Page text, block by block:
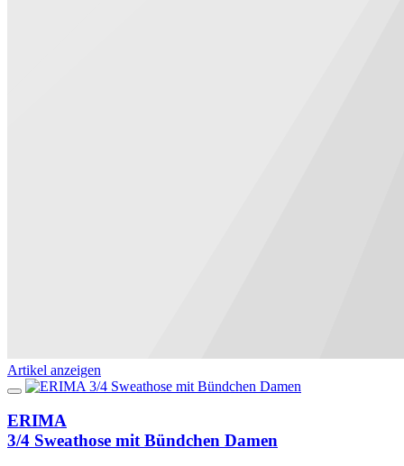
Artikel anzeigen
ERIMA
3/4 Sweathose mit Bündchen Damen